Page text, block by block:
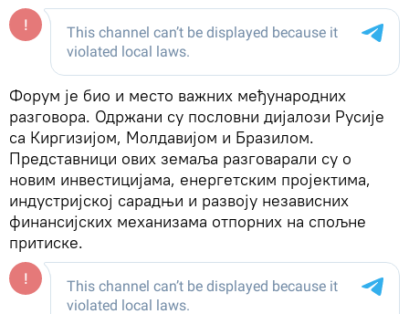
Форум је био и место важних међународних
разговора. Одржани су пословни дијалози Русије
са Киргизијом, Молдавијом и Бразилом.
Представници ових земаља разговарали су о
новим инвестицијама, енергетским пројектима,
индустријској сарадњи и развоју независних
финансијских механизама отпорних на спољне
притиске.